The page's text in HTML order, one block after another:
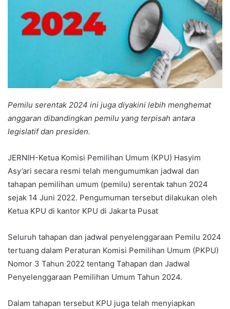
Pemilu serentak 2024 ini juga diyakini lebih menghemat
anggaran dibandingkan pemilu yang terpisah antara
legislatif dan presiden.
JERNIH-Ketua Komisi Pemilihan Umum (KPU) Hasyim
Asy’ari secara resmi telah mengumumkan jadwal dan
tahapan pemilihan umum (pemilu) serentak tahun 2024
sejak 14 Juni 2022. Pengumuman tersebut dilakukan oleh
Ketua KPU di kantor KPU di Jakarta Pusat
Seluruh tahapan dan jadwal penyelenggaraan Pemilu 2024
tertuang dalam Peraturan Komisi Pemilihan Umum (PKPU)
Nomor 3 Tahun 2022 tentang Tahapan dan Jadwal
Penyelenggaraan Pemilihan Umum Tahun 2024.
Dalam tahapan tersebut KPU juga telah menyiapkan